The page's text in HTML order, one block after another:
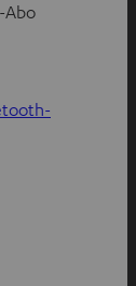
Abo